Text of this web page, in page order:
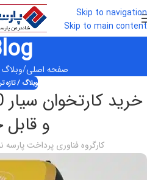
Skip to navigation
Skip to main content
صفحه اصلی
وبلاگ / تازه
و
کارگروه فناوری پرداخت پارسه